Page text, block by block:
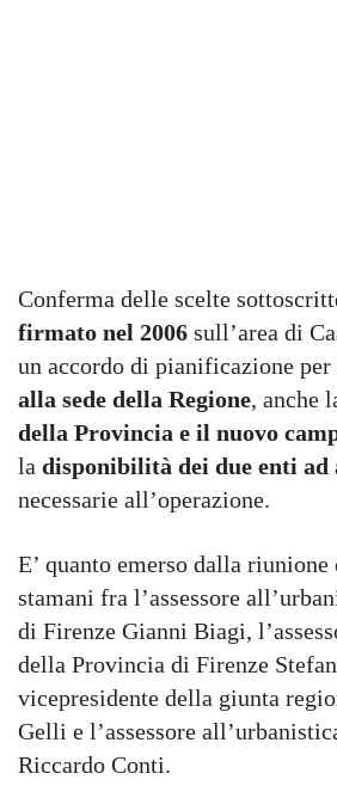
Conferma delle scelte
firmato nel 2006 sull’area di
un accordo di pianificazione
alla sede della Regione, anche
della Provincia e il nuovo
la disponibilità dei due enti ad
necessarie all’operazione.
E’ quanto emerso dalla riunione
stamani fra l’assessore
di Firenze Gianni Biagi,
della Provincia di Firenze
vicepresidente della giunta
Gelli e l’assessore
Riccardo Conti.